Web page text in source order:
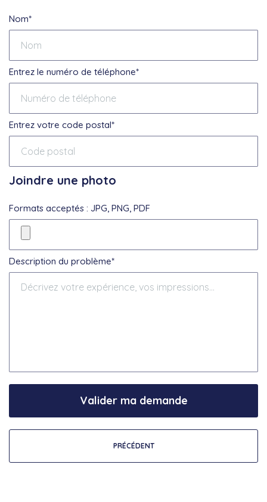
Nom*
Entrez le numéro de téléphone*
Entrez votre code postal*
Joindre une photo
Formats acceptés : JPG, PNG, PDF
Description du problème*
PRÉCÉDENT
Valider ma demande